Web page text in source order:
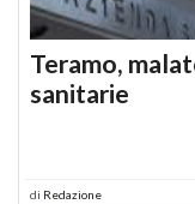
Teramo,
sanitarie
di Redazione